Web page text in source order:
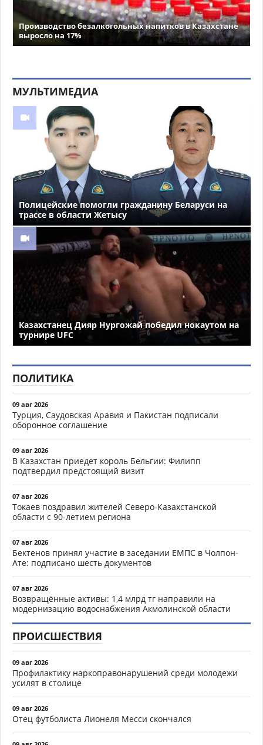
Производство безалкогольных напитков в Казахстане
выросло на 17%
МУЛЬТИМЕДИА
Полицейские помогли гражданину Беларуси на
трассе в области Жетысу
Казахстанец Дияр Нургожай победил нокаутом на
турнире UFC
ПОЛИТИКА
09 авг 2026
Турция, Саудовская Аравия и Пакистан подписали
оборонное соглашение
09 авг 2026
В Казахстан приедет король Бельгии: Филипп
подтвердил предстоящий визит
07 авг 2026
Токаев поздравил жителей Северо-Казахстанской
области с 90-летием региона
07 авг 2026
Бектенов принял участие в заседании ЕМПС в Чолпон-
Ате: подписано шесть документов
07 авг 2026
Возвращённые активы: 1,4 млрд тг направили на
модернизацию водоснабжения Акмолинской области
ПРОИСШЕСТВИЯ
09 авг 2026
Профилактику наркоправонарушений среди молодежи
усилят в столице
09 авг 2026
Отец футболиста Лионеля Месси скончался